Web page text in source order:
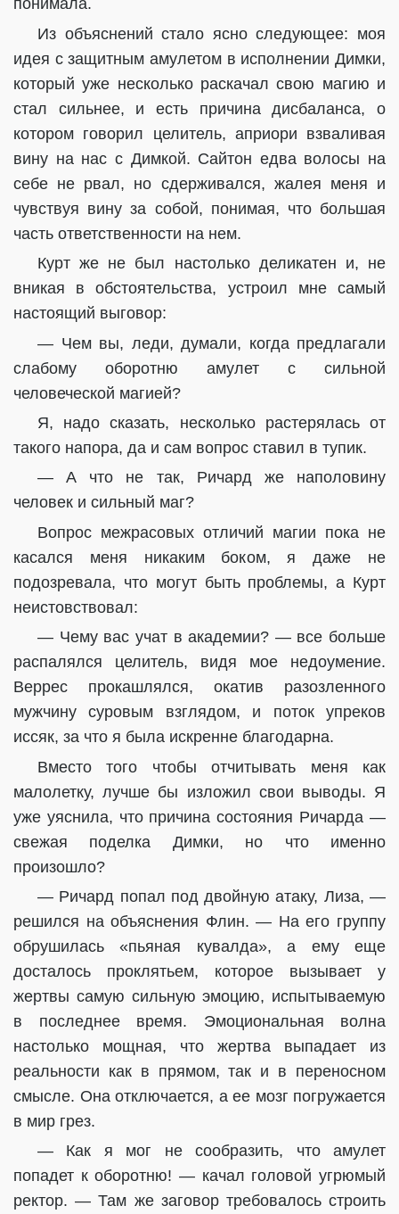
понимала.
Из объяснений стало ясно следующее: моя
идея с защитным амулетом в исполнении Димки,
который уже несколько раскачал свою магию и
стал сильнее, и есть причина дисбаланса, о
котором говорил целитель, априори взваливая
вину на нас с Димкой. Сайтон едва волосы на
себе не рвал, но сдерживался, жалея меня и
чувствуя вину за собой, понимая, что большая
часть ответственности на нем.
Курт же не был настолько деликатен и, не
вникая в обстоятельства, устроил мне самый
настоящий выговор:
— Чем вы, леди, думали, когда предлагали
слабому оборотню амулет с сильной
человеческой магией?
Я, надо сказать, несколько растерялась от
такого напора, да и сам вопрос ставил в тупик.
— А что не так, Ричард же наполовину
человек и сильный маг?
Вопрос межрасовых отличий магии пока не
касался меня никаким боком, я даже не
подозревала, что могут быть проблемы, а Курт
неистовствовал:
— Чему вас учат в академии? — все больше
распалялся целитель, видя мое недоумение.
Веррес прокашлялся, окатив разозленного
мужчину суровым взглядом, и поток упреков
иссяк, за что я была искренне благодарна.
Вместо того чтобы отчитывать меня как
малолетку, лучше бы изложил свои выводы. Я
уже уяснила, что причина состояния Ричарда —
свежая поделка Димки, но что именно
произошло?
— Ричард попал под двойную атаку, Лиза, —
решился на объяснения Флин. — На его группу
обрушилась «пьяная кувалда», а ему еще
досталось проклятьем, которое вызывает у
жертвы самую сильную эмоцию, испытываемую
в последнее время. Эмоциональная волна
настолько мощная, что жертва выпадает из
реальности как в прямом, так и в переносном
смысле. Она отключается, а ее мозг погружается
в мир грез.
— Как я мог не сообразить, что амулет
попадет к оборотню! — качал головой угрюмый
ректор. — Там же заговор требовалось строить